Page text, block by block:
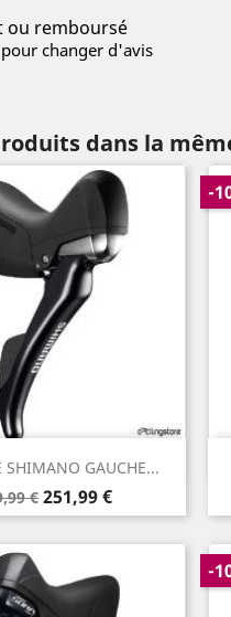
ou remboursé
changer d'avis
dans la
SHIMANO GAUCHE...
€ Prix
251,99 €
rapide
-
-